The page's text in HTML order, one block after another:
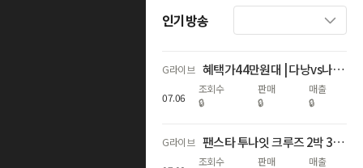
인기방송
G라이브 혜택가44만원대 | 다낭vs나트랑 5성호텔 자유여행
07.06
조회수
🔒
판매
🔒
매출
🔒
G라이브 팬스타 투나잇 크루즈 2박 3일 고베 vs 오사카
조회수 판매 매출